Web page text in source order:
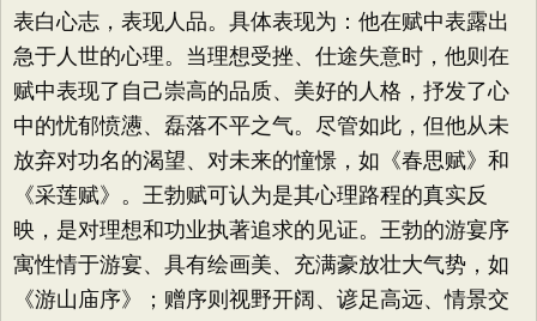
表白心志，表现人品。具体表现为：他在赋中表露出
急于人世的心理。当理想受挫、仕途失意时，他则在
赋中表现了自己崇高的品质、美好的人格，抒发了心
中的忧郁愤懑、磊落不平之气。尽管如此，但他从未
放弃对功名的渴望、对未来的憧憬，如《春思赋》和
《采莲赋》。王勃赋可认为是其心理路程的真实反
映，是对理想和功业执著追求的见证。王勃的游宴序
寓性情于游宴、具有绘画美、充满豪放壮大气势，如
《游山庙序》；赠序则视野开阔、谚足高远、情景交